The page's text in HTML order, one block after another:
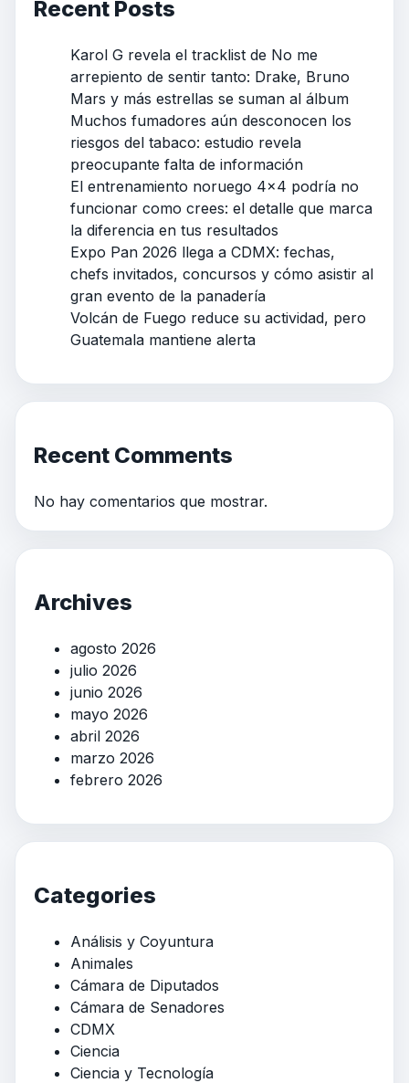
Recent Posts
Karol G revela el tracklist de No me
arrepiento de sentir tanto: Drake, Bruno
Mars y más estrellas se suman al álbum
Muchos fumadores aún desconocen los
riesgos del tabaco: estudio revela
preocupante falta de información
El entrenamiento noruego 4×4 podría no
funcionar como crees: el detalle que marca
la diferencia en tus resultados
Expo Pan 2026 llega a CDMX: fechas,
chefs invitados, concursos y cómo asistir al
gran evento de la panadería
Volcán de Fuego reduce su actividad, pero
Guatemala mantiene alerta
Recent Comments
No hay comentarios que mostrar.
Archives
agosto 2026
julio 2026
junio 2026
mayo 2026
abril 2026
marzo 2026
febrero 2026
Categories
Análisis y Coyuntura
Animales
Cámara de Diputados
Cámara de Senadores
CDMX
Ciencia
Ciencia y Tecnología